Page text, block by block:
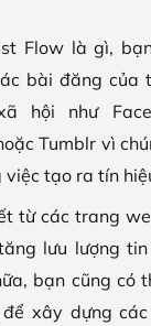
Flow là gì,
bài đăng của
hội như
Tumblr vì
tạo ra tín
từ các trang
lưu lượng
bạn cũng có
xây dựng